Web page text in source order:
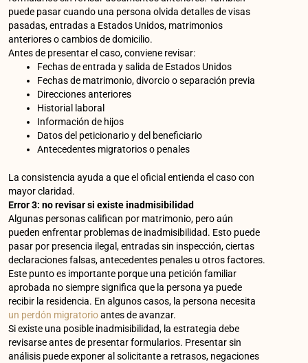
puede pasar cuando una persona olvida detalles de visas
pasadas, entradas a Estados Unidos, matrimonios
anteriores o cambios de domicilio.
Antes de presentar el caso, conviene revisar:
Fechas de entrada y salida de Estados Unidos
Fechas de matrimonio, divorcio o separación previa
Direcciones anteriores
Historial laboral
Información de hijos
Datos del peticionario y del beneficiario
Antecedentes migratorios o penales
La consistencia ayuda a que el oficial entienda el caso con
mayor claridad.
Error 3: no revisar si existe inadmisibilidad
Algunas personas califican por matrimonio, pero aún
pueden enfrentar problemas de inadmisibilidad. Esto puede
pasar por presencia ilegal, entradas sin inspección, ciertas
declaraciones falsas, antecedentes penales u otros factores.
Este punto es importante porque una petición familiar
aprobada no siempre significa que la persona ya puede
recibir la residencia. En algunos casos, la persona necesita
un perdón migratorioantes de avanzar.
Si existe una posible inadmisibilidad, la estrategia debe
revisarse antes de presentar formularios. Presentar sin
análisis puede exponer al solicitante a retrasos, negaciones